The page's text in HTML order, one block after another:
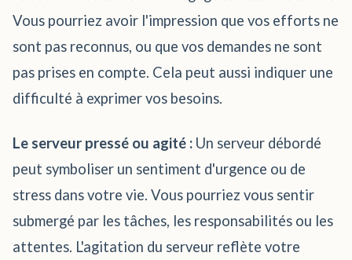
Vous pourriez avoir l'impression que vos efforts ne
sont pas reconnus, ou que vos demandes ne sont
pas prises en compte. Cela peut aussi indiquer une
difficulté à exprimer vos besoins.
Le serveur pressé ou agité : Un serveur débordé
peut symboliser un sentiment d'urgence ou de
stress dans votre vie. Vous pourriez vous sentir
submergé par les tâches, les responsabilités ou les
attentes. L'agitation du serveur reflète votre